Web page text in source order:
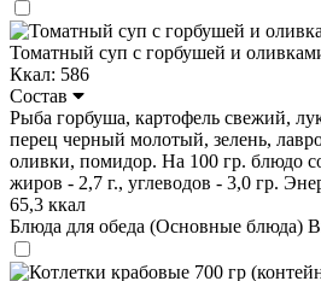
Томатный суп с горбушей и
Ккал: 586
Состав
Рыба горбуша, картофель свежий,
перец черный молотый, зелень,
оливки, помидор. На 100 гр. блюдо
жиров - 2,7 г., углеводов - 3,0 гр.
65,3 ккал
Блюда для обеда (Основные блюда)